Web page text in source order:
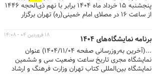
۸۸۵۳۱۰۰۰ روابط عمومی مصلی تماس گرفته و یا در روز
مراسم با مراجعه به محل ستاد خبری درب شمار یک
پنجشنبه ۱۵ خرداد ماه ۱۴۰۴ برابر با نهم ذی‌الحجه ۱۴۴۶
از ساعت ۱۶ در مصلای امام خمینی(ره) تهران برگزار
برنامه نمایشگاه‌های ۱۴۰۴
...(آخرین به‌روزرسانی صفحه ۱۴۰۴/11/04) عنوان
نمایشگاه مجری تاریخ ساعت وضعیت سی و ششمین
نمایشگاه بین‌المللی کتاب تهران وزارت فرهنگ و ارشاد
۱۸ فروردین ۰۴ - ۱۴:۰۸